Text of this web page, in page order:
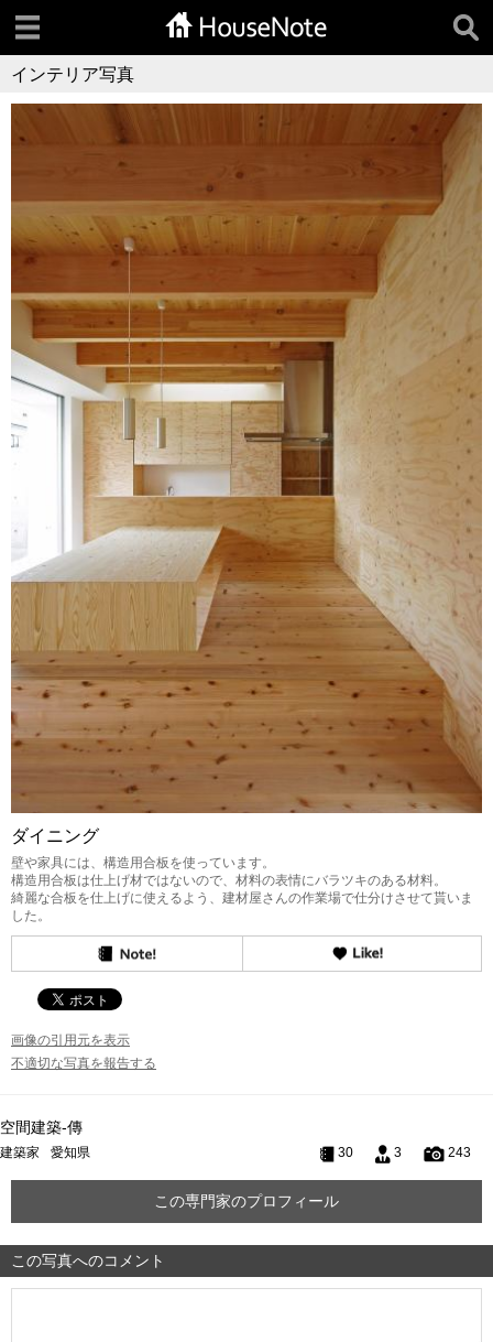
インテリア写真
ダイニング
壁や家具には、構造用合板を使っています。
構造用合板は仕上げ材ではないので、材料の表情にバラツキのある材料。
綺麗な合板を仕上げに使えるよう、建材屋さんの作業場で仕分けさせて貰いま
した。
画像の引用元を表示
不適切な写真を報告する
空間建築-傳
建築家 愛知県 30 3 243
この専門家のプロフィール
この写真へのコメント